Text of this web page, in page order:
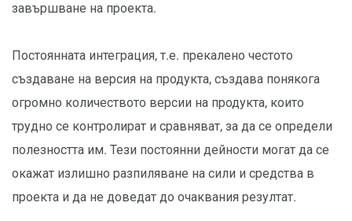
завършване на проекта.
Постоянната интеграция, т.е. прекалено честото
създаване на версия на продукта, създава понякога
огромно количеството версии на продукта, които
трудно се контролират и сравняват, за да се определи
полезността им. Тези постоянни дейности могат да се
окажат излишно разпиляване на сили и средства в
проекта и да не доведат до очаквания резултат.